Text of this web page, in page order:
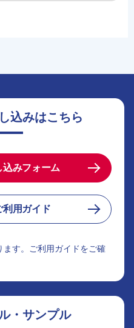
込みはこちら
込みフォーム
利用ガイド
ます。ご利用ガイドをご確
・サンプル